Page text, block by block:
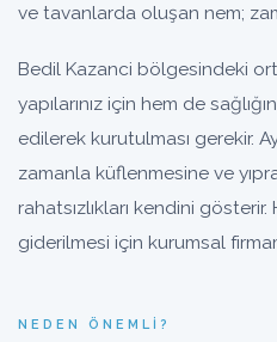
ve tavanlarda oluşan nem;
Bedil Kazanci bölgesindeki
yapılarınız için hem de
edilerek kurutulması gerekir.
zamanla küflenmesine ve
rahatsızlıkları kendini
giderilmesi için kurumsal
NEDEN ÖNEMLI?